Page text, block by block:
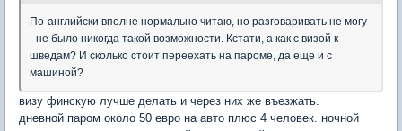
По-английски вполне нормально читаю, но разговаривать не могу
- не было никогда такой возможности. Кстати, а как с визой к
шведам? И сколько стоит переехать на пароме, да еще и с
машиной?
визу финскую лучше делать и через них же въезжать.
дневной паром около 50 евро на авто плюс 4 человек. ночной